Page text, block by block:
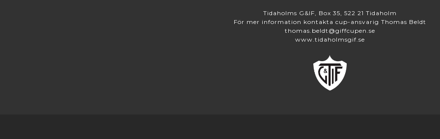
Tidaholms G&IF, Box 35, 522 21 Tidaholm
För mer information kontakta cup-ansvarig Thomas Beldt
thomas.beldt@giffcupen.se
www.tidaholmsgif.se